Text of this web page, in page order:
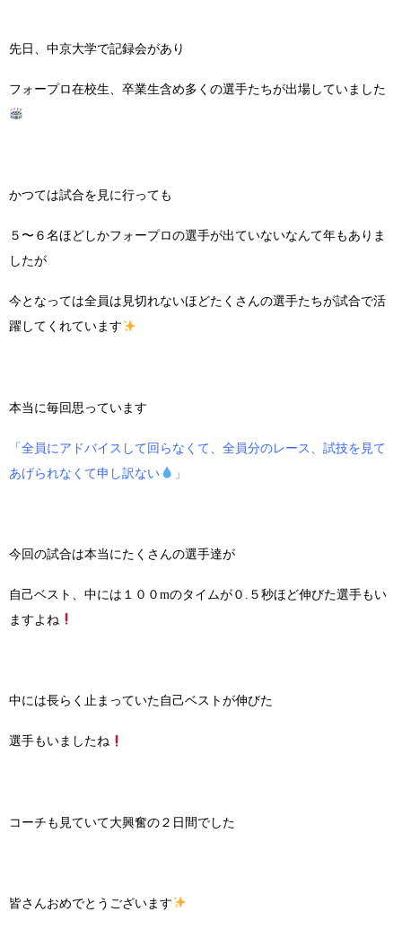
先日、中京大学で記録会があり
フォープロ在校生、卒業生含め多くの選手たちが出場していました
かつては試合を見に行っても
５〜６名ほどしかフォープロの選手が出ていないなんて年もありま
したが
今となっては全員は見切れないほどたくさんの選手たちが試合で活
躍してくれています
本当に毎回思っています
「全員にアドバイスして回らなくて、全員分のレース、試技を見て
あげられなくて申し訳ない
」
今回の試合は本当にたくさんの選手達が
自己ベスト、中には１００mのタイムが０.５秒ほど伸びた選手もい
ますよね
中には長らく止まっていた自己ベストが伸びた
選手もいましたね
コーチも見ていて大興奮の２日間でした
皆さんおめでとうございます